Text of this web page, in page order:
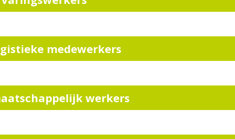
medewerkers
werkers